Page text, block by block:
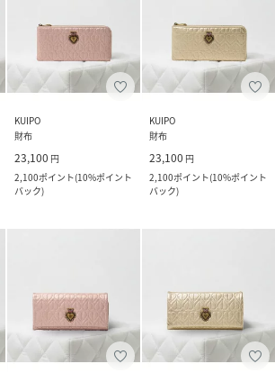
KUIPO
財布
23,100 円
2,100ポイント(10%ポイント
バック)
KUIPO
財布
23,100 円
2,100ポイント(10%ポイント
バック)